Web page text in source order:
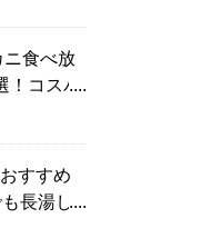
ニ食べ放
！コスパ
すすめ
長湯し